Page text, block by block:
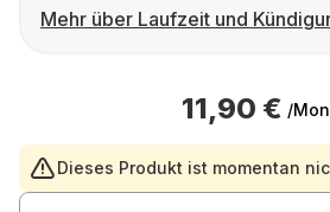
Mehr über Laufzeit und
11,90 € /
Dieses Produkt ist momentan